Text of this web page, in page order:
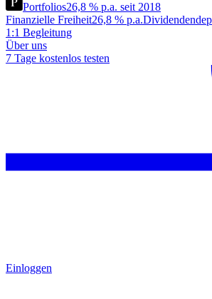
Portfolios26,8 % p.a. seit 2018
Finanzielle Freiheit26,8 % p.a.
1:1 Begleitung
Über uns
7 Tage kostenlos testen
Einloggen